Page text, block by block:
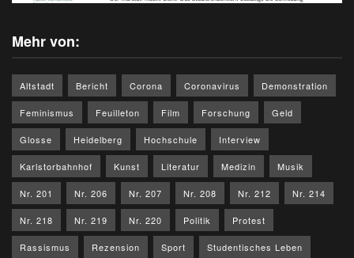
Mehr von:
Altstadt Bericht Corona Coronavirus Demonstration
Feminismus Feuilleton Film Forschung Geld
Glosse Heidelberg Hochschule Interview
Karlstorbahnhof Kunst Literatur Medizin Musik
Nr. 201 Nr. 206 Nr. 207 Nr. 208 Nr. 212 Nr. 214
Nr. 218 Nr. 219 Nr. 220 Politik Protest
Rassismus Rezension Sport Studentisches Leben